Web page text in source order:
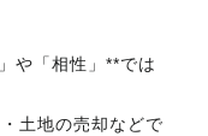
や「相性」**では
土地の売却などで